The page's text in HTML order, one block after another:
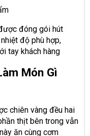
đóng gói hút
độ phù hợp,
tay khách hàng
Món Gì
chiên vàng đều hai
thịt bên trong vẫn
ăn cùng cơm